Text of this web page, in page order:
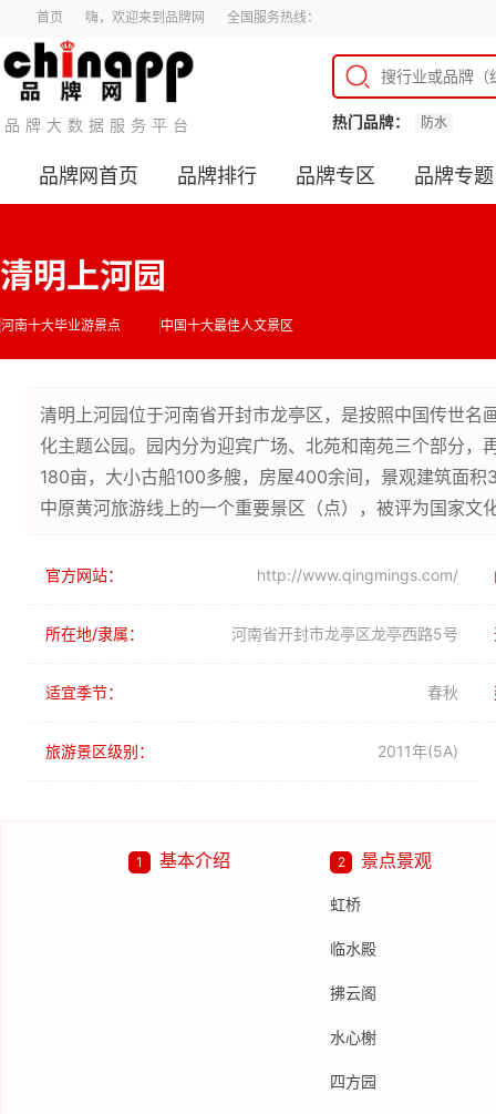
首页 嗨，欢迎来到品牌网 全国服务热线：
品牌大数据服务平台 热门品牌： 防水
品牌网首页 品牌排行 品牌专区 品牌专题
清明上河园
河南十大毕业游景点 中国十大最佳人文景区
清明上河园位于河南省开封市龙亭区，是按照中国传世名
化主题公园。园内分为迎宾广场、北苑和南苑三个部分
180亩，大小古船100多艘，房屋400余间，景观建筑面
中原黄河旅游线上的一个重要景区（点），被评为国家文
官方网站： http://www.qingmings.com/
所在地/隶属： 河南省开封市龙亭区龙亭西路5号
适宜季节： 春秋
旅游景区级别： 2011年(5A)
1 基本介绍 2 景点景观
虹桥
临水殿
拂云阁
水心榭
四方园